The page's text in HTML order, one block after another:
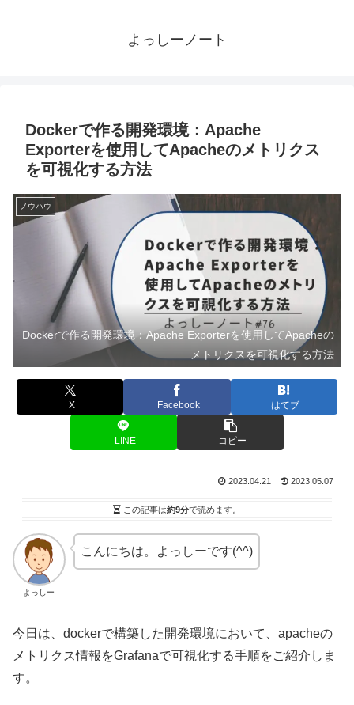
よっしーノート
Dockerで作る開発環境：Apache
Exporterを使用してApacheのメトリクス
を可視化する方法
ノウハウ
Dockerで作る開発環境：Apache Exporterを使用してApacheの
メトリクスを可視化する方法
X Facebook はてブ
LINE コピー
2023.04.21 2023.05.07
この記事は約9分で読めます。
よっしー
こんにちは。よっしーです(^^)
今日は、dockerで構築した開発環境において、apacheの
メトリクス情報をGrafanaで可視化する手順をご紹介しま
す。